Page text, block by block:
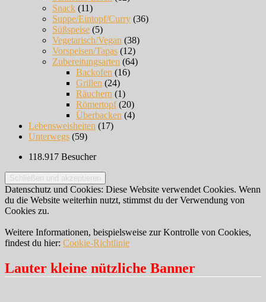
Snack (11)
Suppe/Eintopf/Curry (36)
Süßspeise (5)
Vegetarisch/Vegan (38)
Vorspeisen/Tapas (12)
Zubereitungsarten (64)
Backofen (16)
Grillen (24)
Räuchern (1)
Römertopf(20)
Überbacken (4)
Lebensweisheiten (17)
Unterwegs (59)
118.917 Besucher
Datenschutz und Cookies: Diese Website verwendet Cookies. Wenn
du die Website weiterhin nutzt, stimmst du der Verwendung von
Cookies zu.
Weitere Informationen, beispielsweise zur Kontrolle von Cookies,
findest du hier: Cookie-Richtlinie
Lauter kleine nützliche Banner